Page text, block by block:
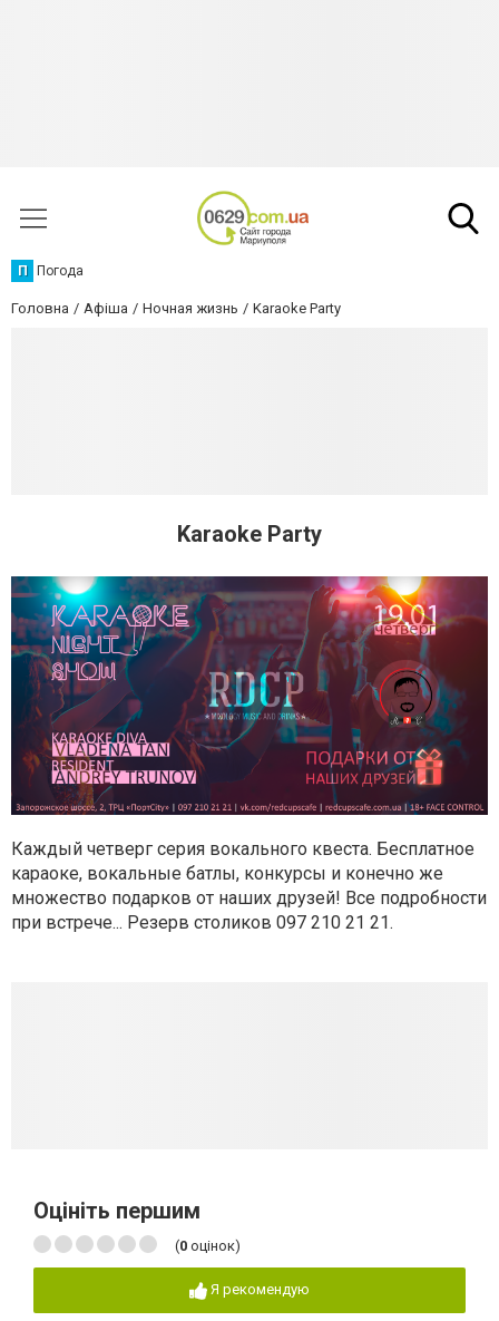
П Погода
Головна Афіша Ночная жизнь Karaoke Party
Karaoke Party
Каждый четверг серия вокального квеста. Бесплатное
караоке, вокальные батлы, конкурсы и конечно же
множество подарков от наших друзей! Все подробности
при встрече... Резерв столиков 097 210 21 21.
Оцініть першим
(0 оцінок)
Я рекомендую